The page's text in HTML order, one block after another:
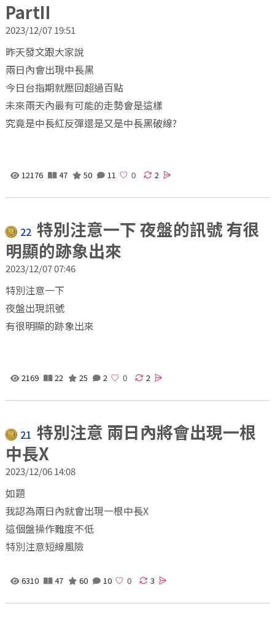
PartII
2023/12/07 19:51
昨天發文跟大家說
兩日內會出現中長黑
今日台指期就壓回超過百點
未來兩天內最有可能的走勢會是這樣
究竟是中長紅反彈還是又是中長黑破線?
12176 47 50 11 2
22 特別注意一下 夜盤的訊號 有很
明顯的跡象出來
2023/12/07 07:46
特別注意一下
夜盤出現訊號
有很明顯的跡象出來
2169 22 25 2 2
21 特別注意 兩日內將會出現一根
中長X
2023/12/06 14:08
如題
我認為兩日內就會出現一根中長X
這個盤操作難度不低
特別注意短線風險
6310 47 60 10 3